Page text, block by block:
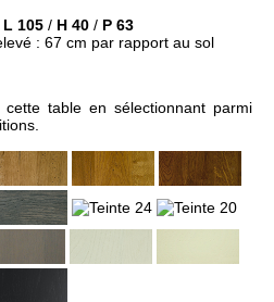
L 105 / H 40 / P 63
: 67 cm par rapport au sol
table en sélectionnant parmi